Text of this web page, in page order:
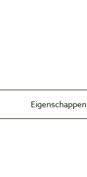
Eigenschappen